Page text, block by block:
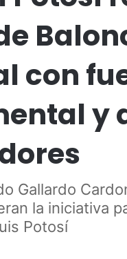
con
y
Gallardo
la iniciativa
Potosí